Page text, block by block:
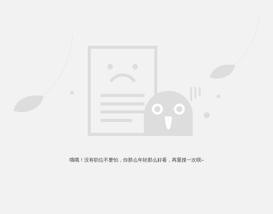
哦哦！没有职位不要怕，你那么年轻那么好看，再重搜一次呗~